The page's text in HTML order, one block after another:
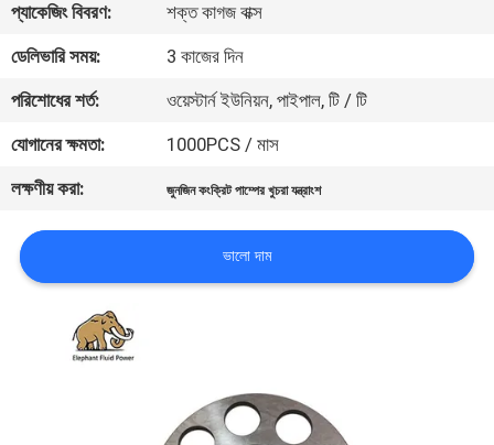
নিয়ন্ত্রণ
যোগাযোগ
করুন
কেস
প্যাকেজিং বিবরণ:
শক্ত কাগজ বাক্স
ডেলিভারি সময়:
3 কাজের দিন
পরিশোধের শর্ত:
ওয়েস্টার্ন ইউনিয়ন, পাইপাল, টি / টি
যোগানের ক্ষমতা:
1000PCS / মাস
লক্ষণীয় করা:
জুনজিন কংক্রিট পাম্পের খুচরা যন্ত্রাংশ
ভালো দাম